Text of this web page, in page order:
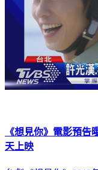
《想見你》電影預告
天上映